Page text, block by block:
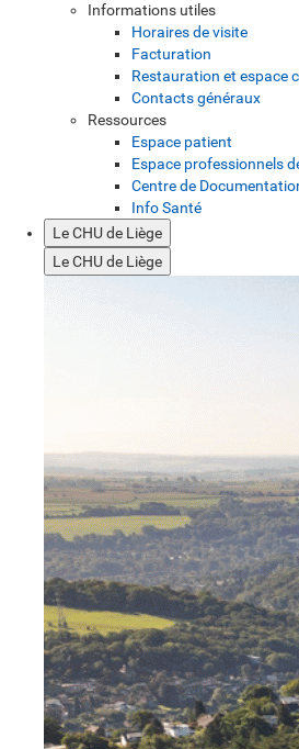
Informations utiles
Horaires de visite
Facturation
Restauration et espace
Contacts généraux
Ressources
Espace patient
Espace professionnels
Centre de
Info Santé
Le CHU de Liège
Le CHU de Liège